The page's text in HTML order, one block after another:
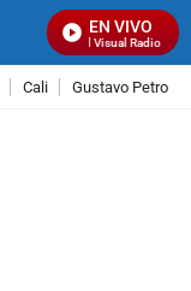
EN VIVO
Señal Visual Radio
Cali Gustavo Petro